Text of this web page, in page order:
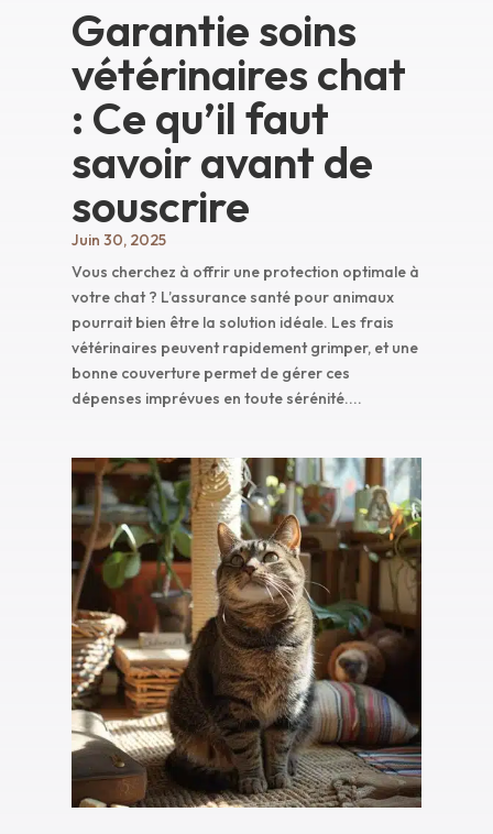
Garantie soins
vétérinaires chat
: Ce qu’il faut
savoir avant de
souscrire
Juin 30, 2025
Vous cherchez à offrir une protection optimale à
votre chat ? L’assurance santé pour animaux
pourrait bien être la solution idéale. Les frais
vétérinaires peuvent rapidement grimper, et une
bonne couverture permet de gérer ces
dépenses imprévues en toute sérénité....